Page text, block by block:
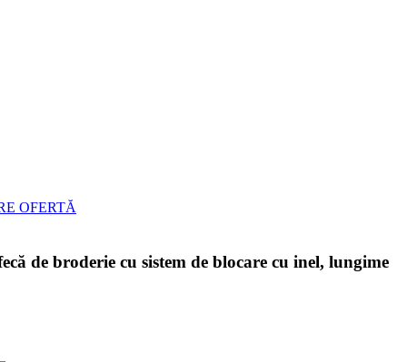
OFERTĂ
de broderie cu sistem de blocare cu inel, lungime